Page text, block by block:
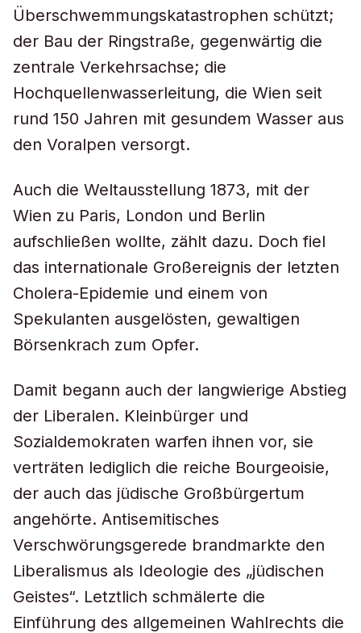
Überschwemmungskatastrophen schützt;
der Bau der Ringstraße, gegenwärtig die
zentrale Verkehrsachse; die
Hochquellenwasserleitung, die Wien seit
rund 150 Jahren mit gesundem Wasser aus
den Voralpen versorgt.
Auch die Weltausstellung 1873, mit der
Wien zu Paris, London und Berlin
aufschließen wollte, zählt dazu. Doch fiel
das internationale Großereignis der letzten
Cholera-Epidemie und einem von
Spekulanten ausgelösten, gewaltigen
Börsenkrach zum Opfer.
Damit begann auch der langwierige Abstieg
der Liberalen. Kleinbürger und
Sozialdemokraten warfen ihnen vor, sie
verträten lediglich die reiche Bourgeoisie,
der auch das jüdische Großbürgertum
angehörte. Antisemitisches
Verschwörungsgerede brandmarkte den
Liberalismus als Ideologie des „jüdischen
Geistes“. Letztlich schmälerte die
Einführung des allgemeinen Wahlrechts die